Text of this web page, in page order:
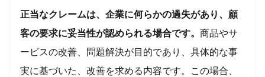
正当なクレームは、企業に何らかの過失があり、顧
客の要求に妥当性が認められる場合です。 商品やサ
ービスの改善、問題解決が目的であり、具体的な事
実に基づいた、改善を求める内容です。この場合、